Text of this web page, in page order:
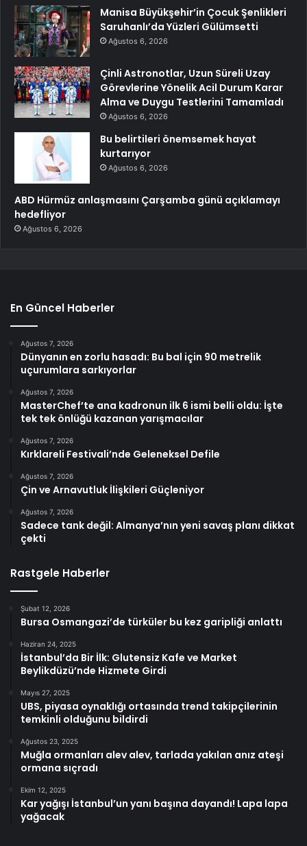
Manisa Büyükşehir’in Çocuk Şenlikleri
Saruhanlı’da Yüzleri Gülümsetti
Ağustos 6, 2026
Çinli Astronotlar, Uzun Süreli Uzay
Görevlerine Yönelik Acil Durum Karar
Alma ve Duygu Testlerini Tamamladı
Ağustos 6, 2026
Bu belirtileri önemsemek hayat
kurtarıyor
Ağustos 6, 2026
ABD Hürmüz anlaşmasını Çarşamba günü açıklamayı
hedefliyor
Ağustos 6, 2026
En Güncel Haberler
Ağustos 7, 2026
Dünyanın en zorlu hasadı: Bu bal için 90 metrelik
uçurumlara sarkıyorlar
Ağustos 7, 2026
MasterChef’te ana kadronun ilk 6 ismi belli oldu: İşte
tek tek önlüğü kazanan yarışmacılar
Ağustos 7, 2026
Kırklareli Festivali’nde Geleneksel Defile
Ağustos 7, 2026
Çin ve Arnavutluk İlişkileri Güçleniyor
Ağustos 7, 2026
Sadece tank değil: Almanya’nın yeni savaş planı dikkat
çekti
Rastgele Haberler
Şubat 12, 2026
Bursa Osmangazi’de türküler bu kez garipliği anlattı
Haziran 24, 2025
İstanbul’da Bir İlk: Glutensiz Kafe ve Market
Beylikdüzü’nde Hizmete Girdi
Mayıs 27, 2025
UBS, piyasa oynaklığı ortasında trend takipçilerinin
temkinli olduğunu bildirdi
Ağustos 23, 2025
Muğla ormanları alev alev, tarlada yakılan anız ateşi
ormana sıçradı
Ekim 12, 2025
Kar yağışı İstanbul’un yanı başına dayandı! Lapa lapa
yağacak